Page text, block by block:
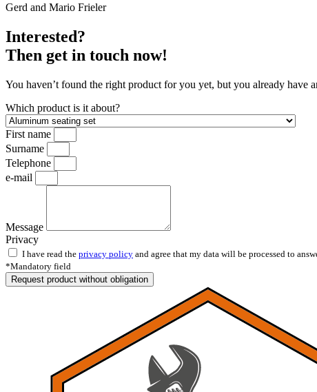
Gerd and Mario Frieler
Interested?
Then get in touch now!
You haven’t found the right product for you yet, but you already
Which product is it about?
First name
Surname
Telephone
e-mail
Message
Privacy
I have read the privacy policy and agree that my data will be processed to
*Mandatory field
Request product without obligation